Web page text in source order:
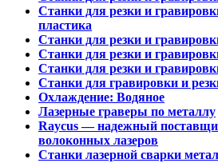
Станки для резки и
пластика
Станки для резки и
Станки для резки и
Станки для резки и
Станки для гравировки и
Охлаждение: Водяное
Лазерные граверы по металлу
Raycus — надежный
волоконных лазеров
Cтанки лазерной сварки